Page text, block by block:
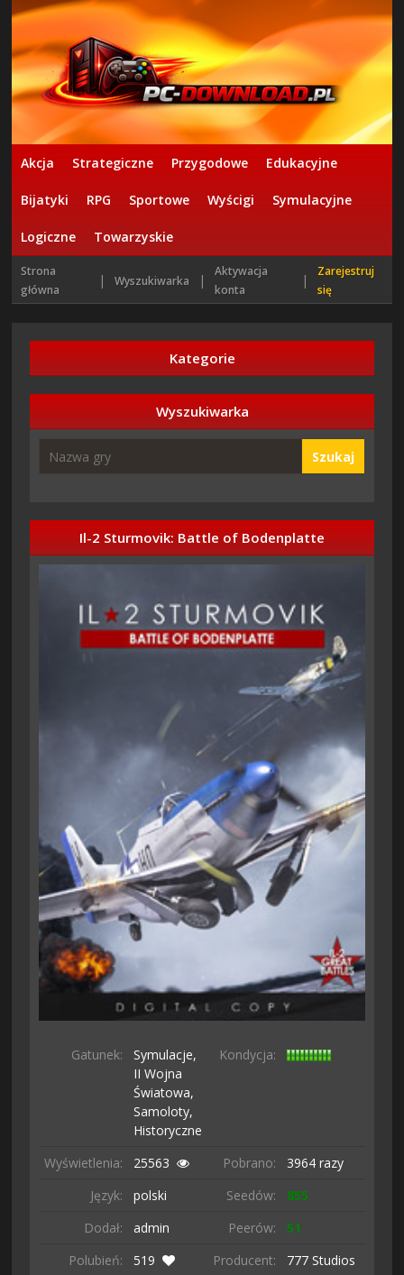
Akcja Strategiczne Przygodowe Edukacyjne
Bijatyki RPG Sportowe Wyścigi Symulacyjne
Logiczne Towarzyskie
Strona
główna
| Wyszukiwarka |
Aktywacja
konta
|
Zarejestruj
się
Kategorie
Wyszukiwarka
Szukaj
Il-2 Sturmovik: Battle of Bodenplatte
Gatunek:
Symulacje,
II Wojna
Światowa,
Samoloty,
Historyczne
Kondycja:
Wyświetlenia: 25563 Pobrano:
3964 razy
Język:
polski Seedów:
855
Dodał:
admin Peerów:
51
Polubień:
519 Producent:
777 Studios